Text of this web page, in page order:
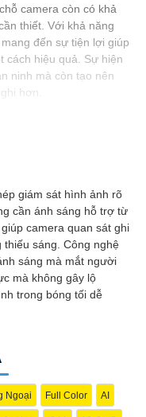
camera còn có khả
thiết. Với khả năng
đến sự tiện lợi giúp
cách hiệu quả. Sự hiện
ninh mà còn tạo nên
hơn.
Chuyên Nghiệp
Hãng Chuyên Nghiệp
dòng sản phẩm
Chuyên Nghiệp,
hợp lý: Camera giá rẻ
suất làm việc.👩‍🌾
chọn lọc từ các nhà
hãng.3:Chuyên
giám sát hình ảnh rõ
cần ánh sáng hỗ trợ từ
camera quan sát ghi
sáng. Công nghệ
sáng mà mắt người
mà không gây lộ
trong bóng tối dễ
Ngoại Full Color AI